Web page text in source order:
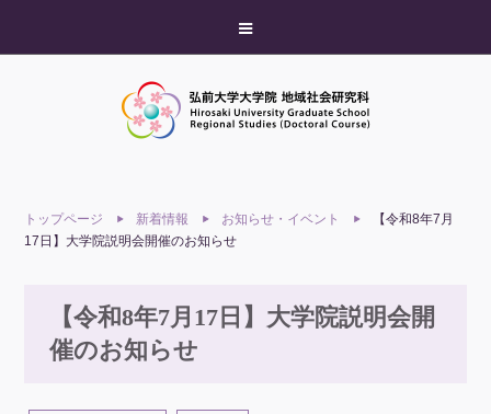
トップページ 新着情報 お知らせ・イベント
【令和8年7月
17日】大学院説明会開催のお知らせ
【令和8年7月17日】大学院説明会開
催のお知らせ